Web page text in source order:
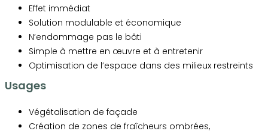
Effet immédiat
Solution modulable et économique
N’endommage pas le bâti
Simple à mettre en œuvre et à entretenir
Optimisation de l’espace dans des milieux restreints
Usages
Végétalisation de façade
Création de zones de fraîcheurs ombrées,